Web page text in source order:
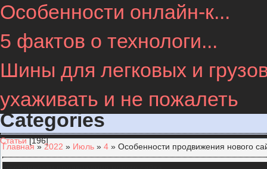
Особенности онлайн-к...
5 фактов о технологи...
Шины для легковых и
ухаживать и не пожалеть
Categories
Статьи [196]
Главная»2022 » Июль » 4 » Особенности продвижения нового